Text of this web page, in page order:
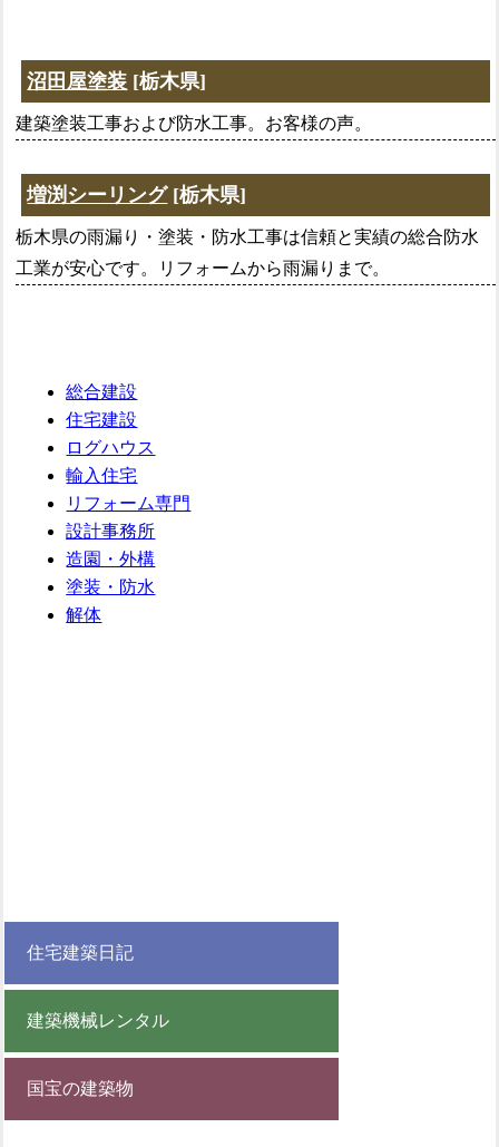
沼田屋塗装 [栃木県]
建築塗装工事および防水工事。お客様の声。
増渕シーリング[栃木県]
栃木県の雨漏り・塗装・防水工事は信頼と実績の総合防水
工業が安心です。リフォームから雨漏りまで。
総合建設
住宅建設
ログハウス
輸入住宅
リフォーム専門
設計事務所
造園・外構
塗装・防水
解体
住宅建築日記
建築機械レンタル
国宝の建築物